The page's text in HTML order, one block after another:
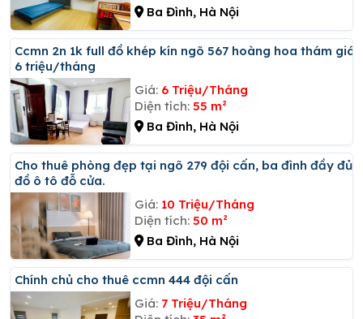
Ba Đình, Hà Nội
Ccmn 2n 1k full đồ khép kín ngõ 567 hoàng hoa thám giá
6 triệu/tháng
Giá: 6 Triệu/Tháng
Diện tích: 55 m²
Ba Đình, Hà Nội
Cho thuê phòng đẹp tại ngõ 279 đội cấn, ba đình đầy đủ
đồ ô tô đỗ cửa.
Giá: 10 Triệu/Tháng
Diện tích: 50 m²
Ba Đình, Hà Nội
Chính chủ cho thuê ccmn 444 đội cấn
Giá: 7 Triệu/Tháng